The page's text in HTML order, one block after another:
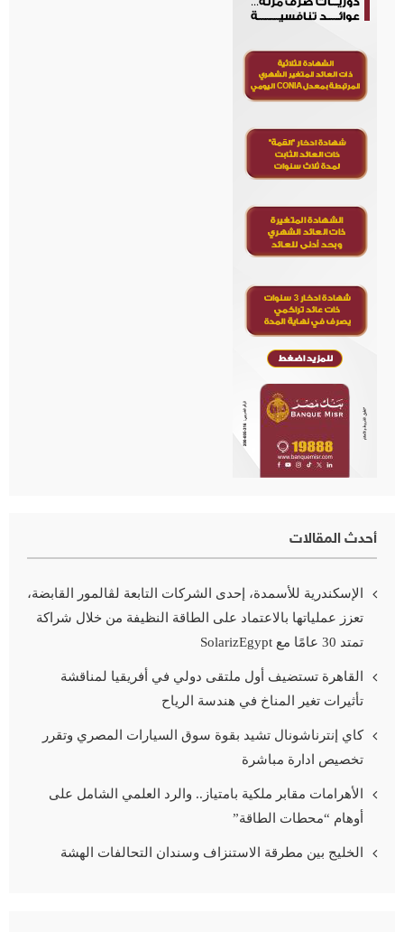
أحدث المقالات
الإسكندرية للأسمدة، إحدى الشركات التابعة لڤالمور القابضة،
تعزز عملياتها بالاعتماد على الطاقة النظيفة من خلال شراكة
تمتد 30 عامًا مع SolarizEgypt
القاهرة تستضيف أول ملتقى دولي في أفريقيا لمناقشة
تأثيرات تغير المناخ في هندسة الرياح
كاي إنترناشونال تشيد بقوة سوق السيارات المصري وتقرر
تخصيص ادارة مباشرة
الأهرامات مقابر ملكية بامتياز.. والرد العلمي الشامل على
أوهام “محطات الطاقة”
الخليج بين مطرقة الاستنزاف وسندان التحالفات الهشة